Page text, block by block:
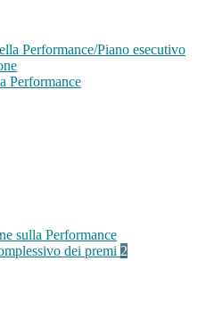
Performance/Piano esecutivo
Performance
sulla Performance
dei premi 2